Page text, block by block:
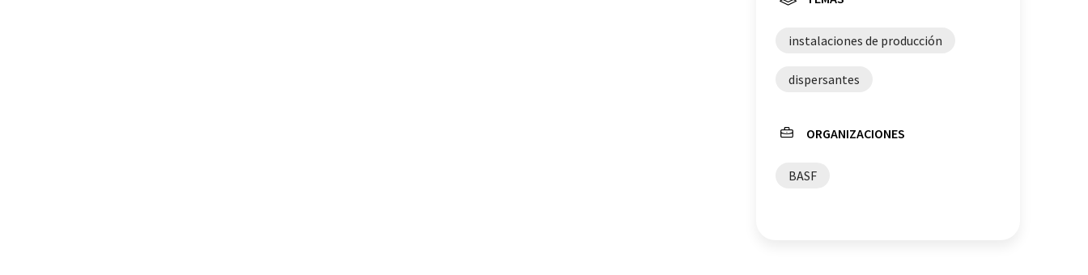
instalaciones de producción
dispersantes
ORGANIZACIONES
BASF